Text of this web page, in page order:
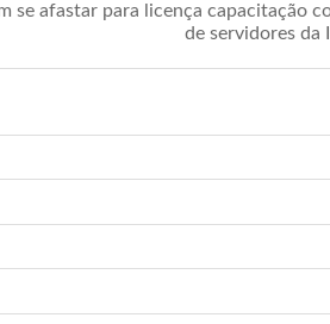
se afastar para licença capacitação
de servidores da